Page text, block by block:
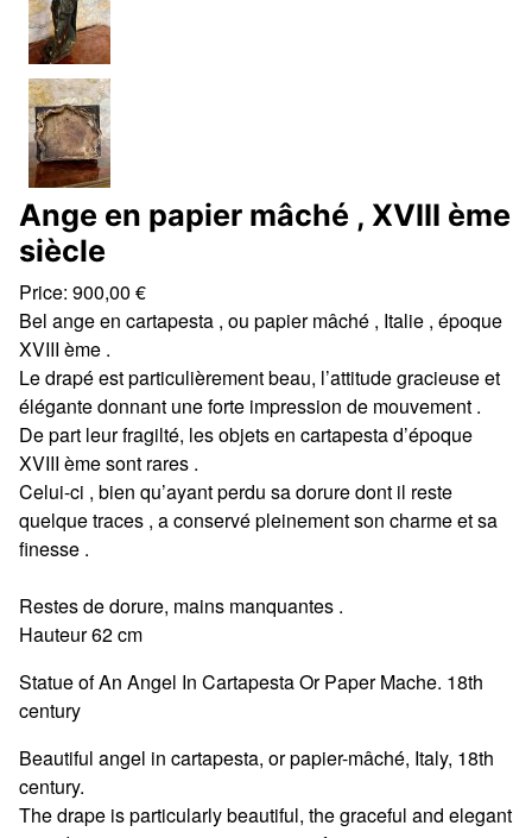
Ange en papier mâché , XVIII ème
siècle
Price: 900,00 €
Bel ange en cartapesta , ou papier mâché , Italie , époque
XVIII ème .
Le drapé est particulièrement beau, l’attitude gracieuse et
élégante donnant une forte impression de mouvement .
De part leur fragilté, les objets en cartapesta d’époque
XVIII ème sont rares .
Celui-ci , bien qu’ayant perdu sa dorure dont il reste
quelque traces , a conservé pleinement son charme et sa
finesse .
Restes de dorure, mains manquantes .
Hauteur 62 cm
Statue of An Angel In Cartapesta Or Paper Mache. 18th
century
Beautiful angel in cartapesta, or papier-mâché, Italy, 18th
century.
The drape is particularly beautiful, the graceful and elegant